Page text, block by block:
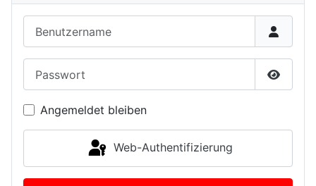
Angemeldet bleiben
Web-Authentifizierung